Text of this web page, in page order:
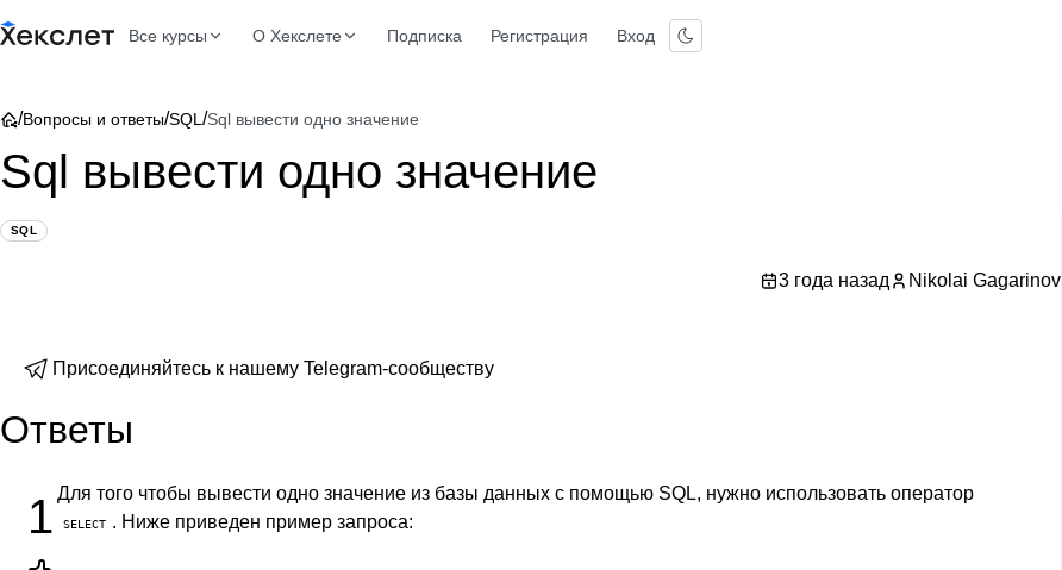
Все курсы О Хекслете Подписка Регистрация Вход
/Вопросы и ответы/SQL /Sql вывести одно значение
Sql вывести одно значение
SQL
3 года назад Nikolai Gagarinov
Присоединяйтесь к нашему Telegram-сообществу
Ответы
1 Для того чтобы вывести одно значение из базы данных с помощью SQL, нужно использовать оператор
SELECT . Ниже приведен пример запроса: